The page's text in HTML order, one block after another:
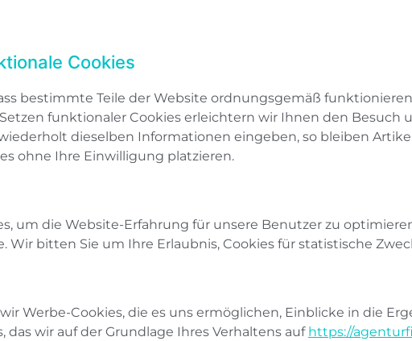
Cookies
bestimmte Teile der Website ordnungsgemäß
funktionaler Cookies erleichtern wir Ihnen den Besuch
dieselben Informationen eingeben, so bleiben
ohne Ihre Einwilligung platzieren.
um die Website-Erfahrung für unsere Benutzer zu
Wir bitten Sie um Ihre Erlaubnis, Cookies für statistische
Werbe-Cookies, die es uns ermöglichen, Einblicke in die
das wir auf der Grundlage Ihres Verhaltens auf https://